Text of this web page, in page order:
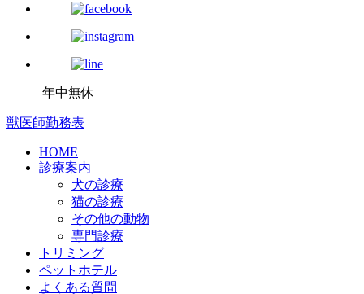
年中無休
獣医師勤務表
HOME
診療案内
犬の診療
猫の診療
その他の動物
専門診療
トリミング
ペットホテル
よくある質問